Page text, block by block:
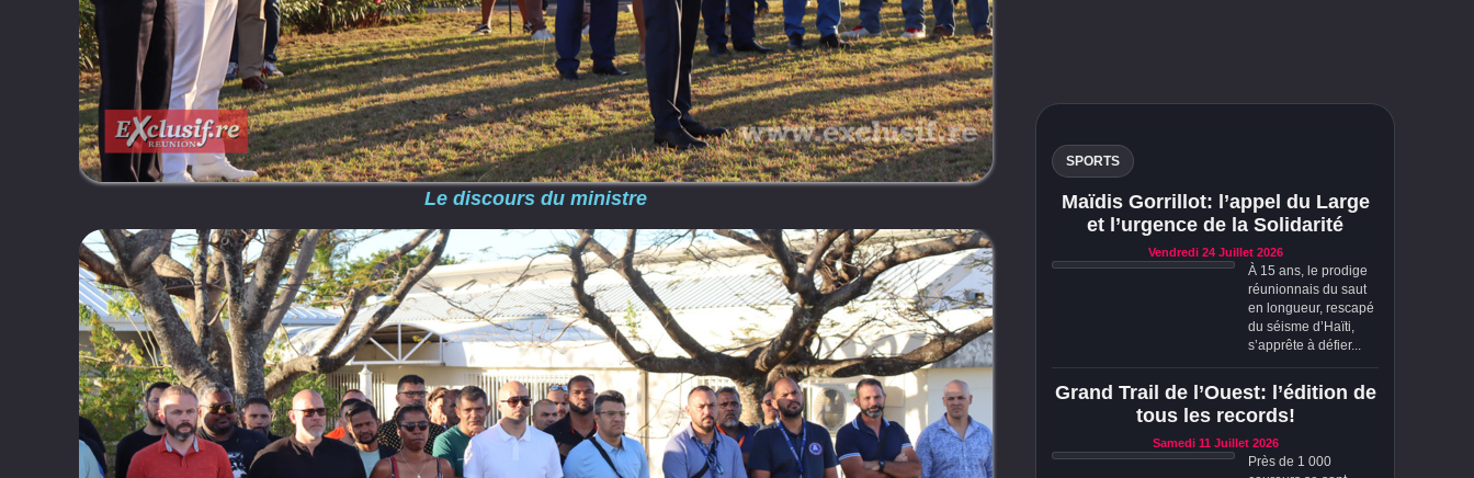
Le discours du ministre
SPORTS
Maïdis Gorrillot: l’appel du Large
et l’urgence de la Solidarité
Vendredi 24 Juillet 2026
À 15 ans, le prodige
réunionnais du saut
en longueur, rescapé
du séisme d’Haïti,
s’apprête à défier...
Grand Trail de l’Ouest: l’édition de
tous les records!
Samedi 11 Juillet 2026
Près de 1 000